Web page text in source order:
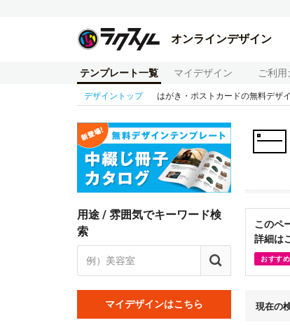
オンラインデザイン
テンプレート一覧 マイデザイン ご利用
デザイントップ はがき・ポストカードの無料デザ
用途 / 雰囲気でキーワード検
索
マイデザインはこちら
このペ
詳細は
おすすめ
現在の